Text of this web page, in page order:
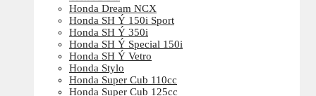
Honda Dream NCX
Honda SH Ý 150i Sport
Honda SH Ý 350i
Honda SH Ý Special 150i
Honda SH Ý Vetro
Honda Stylo
Honda Super Cub 110cc
Honda Super Cub 125cc